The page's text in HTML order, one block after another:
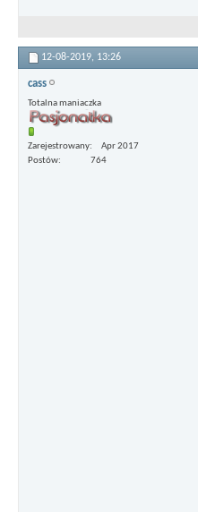
12-08-2019, 13:26
cass
Totalna maniaczka
Zarejestrowany
Apr 2017
Postów
764